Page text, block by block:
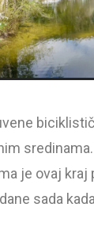
je ovaj
sada